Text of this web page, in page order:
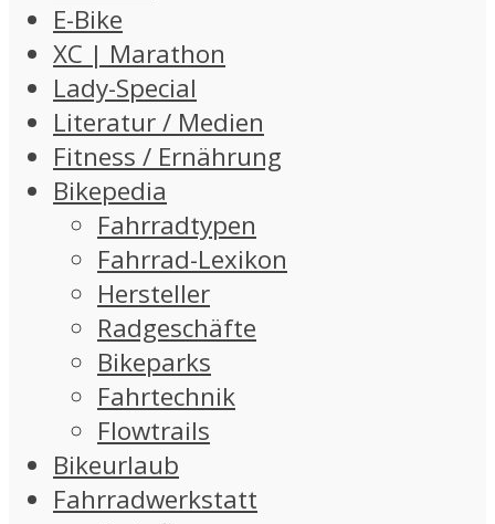
E-Bike
XC | Marathon
Lady-Special
Literatur / Medien
Fitness / Ernährung
Bikepedia
Fahrradtypen
Fahrrad-Lexikon
Hersteller
Radgeschäfte
Bikeparks
Fahrtechnik
Flowtrails
Bikeurlaub
Fahrradwerkstatt